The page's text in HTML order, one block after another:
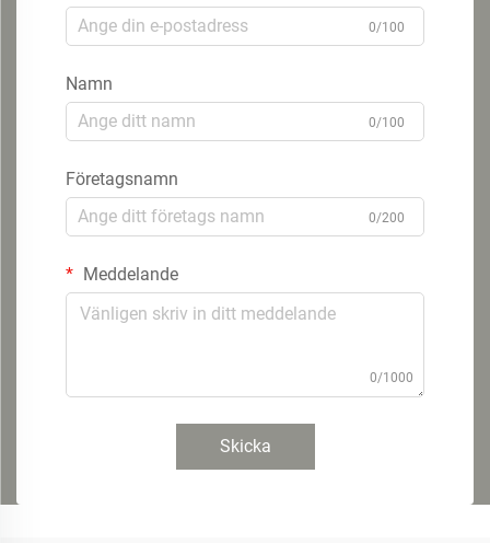
0/100
Namn
0/100
Företagsnamn
0/200
Meddelande
0/1000
Skicka